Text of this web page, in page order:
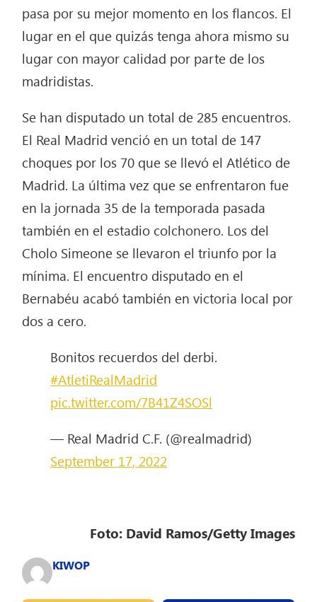
pasa por su mejor momento en los flancos. El
lugar en el que quizás tenga ahora mismo su
lugar con mayor calidad por parte de los
madridistas.
Se han disputado un total de 285 encuentros.
El Real Madrid venció en un total de 147
choques por los 70 que se llevó el Atlético de
Madrid. La última vez que se enfrentaron fue
en la jornada 35 de la temporada pasada
también en el estadio colchonero. Los del
Cholo Simeone se llevaron el triunfo por la
mínima. El encuentro disputado en el
Bernabéu acabó también en victoria local por
dos a cero.
Bonitos recuerdos del derbi.
#AtletiRealMadrid
pic.twitter.com/7B41Z4SOSl
— Real Madrid C.F. (@realmadrid)
September 17, 2022
Foto: David Ramos/Getty Images
KIWOP